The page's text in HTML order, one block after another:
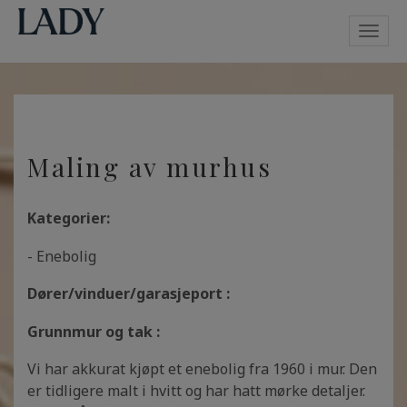
Maling av murhus
Kategorier:
- Enebolig
Dører/vinduer/garasjeport :
Grunnmur og tak :
Vi har akkurat kjøpt et enebolig fra 1960 i mur. Den
er tidligere malt i hvitt og har hatt mørke detaljer.